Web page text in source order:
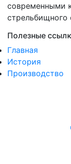
современными
стрельбищного
Полезные
Главная
История
Производство